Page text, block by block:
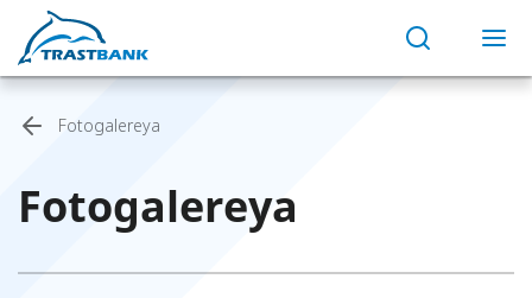
Fotogalereya
Fotogalereya